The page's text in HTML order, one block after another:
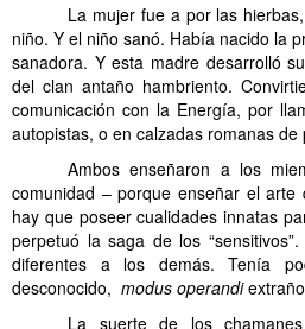
La mujer fue a por las
niño. Y el niño sanó. Había nacido la
sanadora. Y esta madre desarrolló
del clan antaño hambriento.
comunicación con la Energía, por
autopistas, o en calzadas romanas
Ambos enseñaron a los
comunidad – porque enseñar el
hay que poseer cualidades innatas
perpetuó la saga de los
diferentes a los demás. Tenía
desconocido, modus operandi
La suerte de los